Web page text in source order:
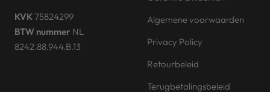
KVK75824299
BTW nummer NL
8242.88.944.B.13
Algemene voorwaarden
Privacy Policy
Retourbeleid
Terugbetalingsbeleid